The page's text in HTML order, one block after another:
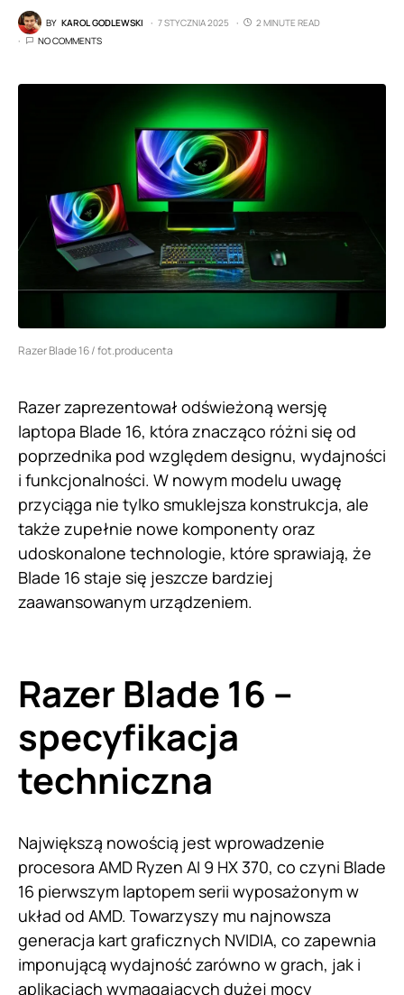
BY KAROL GODLEWSKI 7 STYCZNIA 2025
2 MINUTE READ
NO COMMENTS
Razer Blade 16 / fot.producenta
Razer zaprezentował odświeżoną wersję
laptopa Blade 16, która znacząco różni się od
poprzednika pod względem designu, wydajności
i funkcjonalności. W nowym modelu uwagę
przyciąga nie tylko smuklejsza konstrukcja, ale
także zupełnie nowe komponenty oraz
udoskonalone technologie, które sprawiają, że
Blade 16 staje się jeszcze bardziej
zaawansowanym urządzeniem.
Razer Blade 16 –
specyfikacja
techniczna
Największą nowością jest wprowadzenie
procesora AMD Ryzen AI 9 HX 370, co czyni Blade
16 pierwszym laptopem serii wyposażonym w
układ od AMD. Towarzyszy mu najnowsza
generacja kart graficznych NVIDIA, co zapewnia
imponującą wydajność zarówno w grach, jak i
aplikacjach wymagających dużej mocy